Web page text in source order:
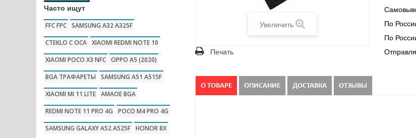
Часто ищут
FFC FPC SAMSUNG A32 A325F
CTEKLO C OCA XIAOMI REDMI NOTE 10
XIAOMI POCO X3 NFC OPPO A5 (2020)
BGA ТРАФАРЕТЫ
SAMSUNG A51 A515F
XIAOMI MI 11 LITE AMAOE BGA
REDMI NOTE 11 PRO 4G
POCO M4 PRO 4G
SAMSUNG GALAXY A52 A525F HONOR 8X
Увеличить
Печать
По
По
О ТОВАРЕ ОПИСАНИЕ ДОСТАВКА ОТЗЫВЫ